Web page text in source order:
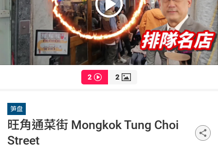
2 2
旺角通菜街 Mongkok Tung Choi
Street
笋盘